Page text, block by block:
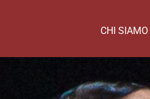
CHI SIAMO